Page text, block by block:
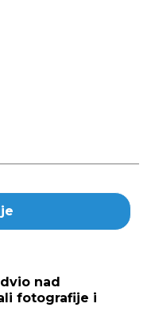
nad
fotografije i